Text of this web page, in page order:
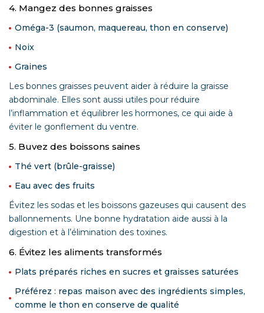
4. Mangez des bonnes graisses
Oméga-3 (saumon, maquereau, thon en conserve)
Noix
Graines
Les bonnes graisses peuvent aider à réduire la graisse
abdominale. Elles sont aussi utiles pour réduire
l’inflammation et équilibrer les hormones, ce qui aide à
éviter le gonflement du ventre.
5. Buvez des boissons saines
Thé vert (brûle-graisse)
Eau avec des fruits
Évitez les sodas et les boissons gazeuses qui causent des
ballonnements. Une bonne hydratation aide aussi à la
digestion et à l’élimination des toxines.
6. Évitez les aliments transformés
Plats préparés riches en sucres et graisses saturées
Préférez : repas maison avec des ingrédients simples,
comme le thon en conserve de qualité